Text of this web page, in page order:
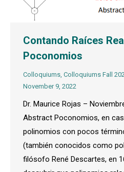
Contando Raíces
Poconomios
Colloquiums, Colloquiums Fall
November 9, 2022
Dr. Maurice Rojas –
Abstract Poconomios, en
polinomios con pocos
(también conocidos como
filósofo René Descartes, en